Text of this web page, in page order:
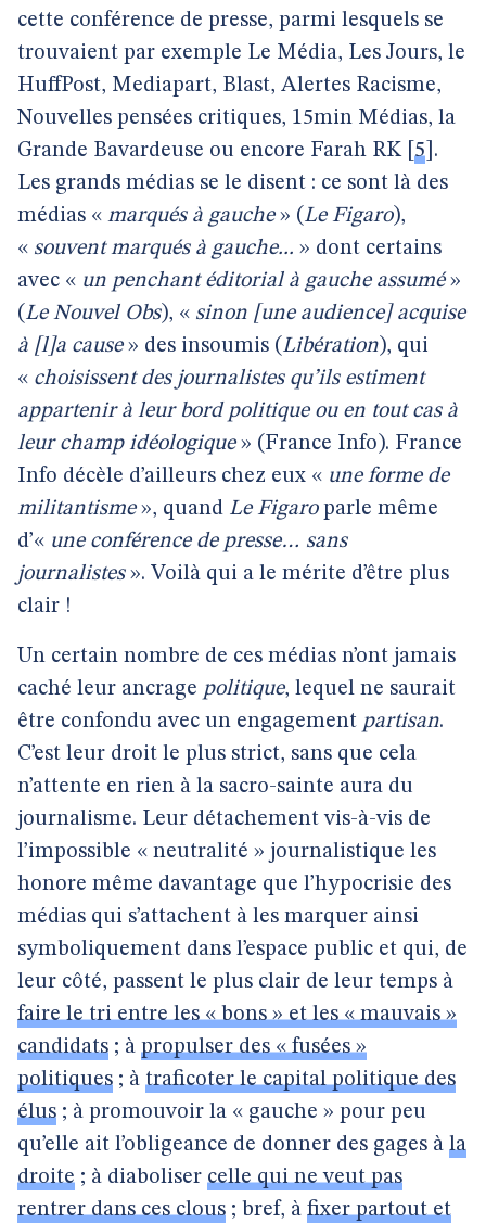
cette conférence de presse, parmi lesquels se
trouvaient par exemple Le Média, Les Jours, le
HuffPost, Mediapart, Blast, Alertes Racisme,
Nouvelles pensées critiques, 15min Médias, la
Grande Bavardeuse ou encore Farah RK[ 5 .
Les grands médias se le disent : ce sont là des
médias « marqués à gauche» (Le Figaro),
« souvent marqués à gauche... » dont certains
avec « un penchant éditorial à gauche assumé»
(Le Nouvel Obs), « sinon [une audience] acquise
à [l]a cause» des insoumis (Libération), qui
« choisissent des journalistes qu’ils estiment
appartenir à leur bord politique ou en tout cas à
leur champ idéologique» (France Info). France
Info décèle d’ailleurs chez eux « une forme de
militantisme», quand Le Figaroparle même
d’« une conférence de presse… sans
journalistes». Voilà qui a le mérite d’être plus
clair !
Un certain nombre de ces médias n’ont jamais
caché leur ancrage politique, lequel ne saurait
être confondu avec un engagement partisan.
C’est leur droit le plus strict, sans que cela
n’attente en rien à la sacro-sainte aura du
journalisme. Leur détachement vis-à-vis de
l’impossible « neutralité » journalistique les
honore même davantage que l’hypocrisie des
médias qui s’attachent à les marquer ainsi
symboliquement dans l’espace public et qui, de
leur côté, passent le plus clair de leur temps à
faire le tri entre les « bons » et les « mauvais »
candidats ; à propulser des « fusées »
politiques ; à traficoter le capital politique des
élus ; à promouvoir la « gauche » pour peu
qu’elle ait l’obligeance de donner des gages à la
droite ; à diaboliser celle qui ne veut pas
rentrer dans ces clous ; bref, à fixer partout et